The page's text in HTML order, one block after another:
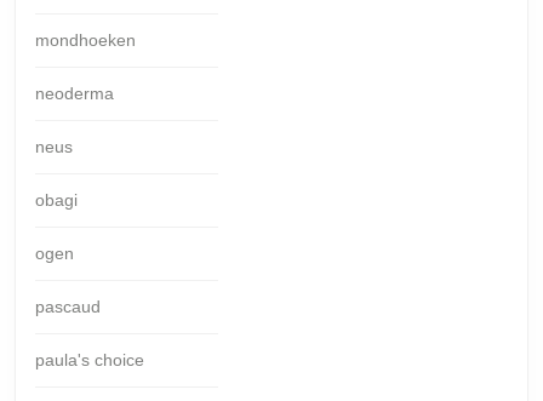
mondhoeken
neoderma
neus
obagi
ogen
pascaud
paula's choice